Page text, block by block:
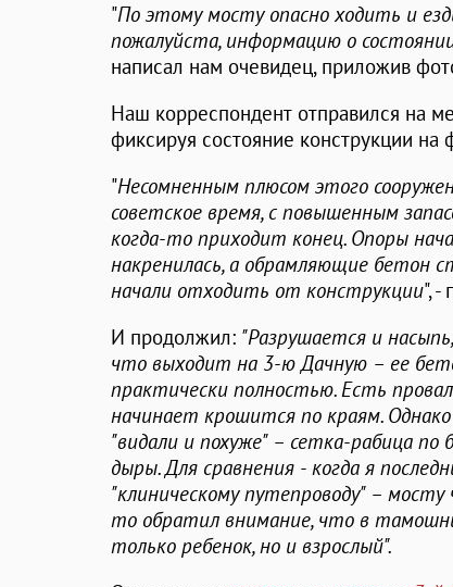
"По этому мосту опасно ходить и
пожалуйста, информацию о
написал нам очевидец, приложив
Наш корреспондент отправился на
фиксируя состояние конструкции на
"Несомненным плюсом этого
советское время, с повышенным
когда-то приходит конец. Опоры
накренилась, а обрамляющие бетон
начали отходить от конструкции", -
И продолжил: "Разрушается и
что выходит на 3-ю Дачную – ее
практически полностью. Есть
начинает крошится по краям.
"видали и похуже" – сетка-рабица
дыры. Для сравнения - когда я
"клиническому путепроводу" –
то обратил внимание, что в
только ребенок, но и взрослый".